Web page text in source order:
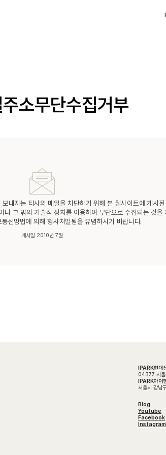
소무단수집거부
내지는 타사의 메일을 차단하기 위해 본 웹사이트에 게시된
나 그 밖의 기술적 장치를 이용하여 무단으로 수집되는 것을
신망법에 의해 형사처벌됨을 유념하시기 바랍니다.
게시일 2010년 7월
IPARK현대
04377 서울
IPARK아이
서울시 강남
Blog
Youtube
Facebook
Instagram